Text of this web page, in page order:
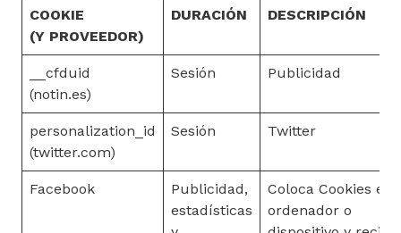
COOKIE
(Y PROVEEDOR)
DURACIÓN DESCRIPCIÓN
__cfduid
(notin.es)
Sesión Publicidad
personalization_id
(twitter.com)
Sesión Twitter
Facebook
Publicidad,
estadísticas
Coloca Cookies en
ordenador o